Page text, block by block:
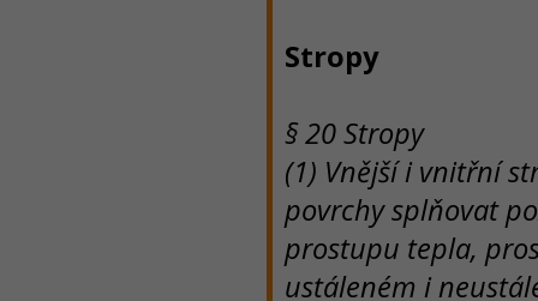
Stropy
§ 20 Stropy
(1) Vnější i vnitřní
povrchy splňovat
prostupu tepla,
ustáleném i